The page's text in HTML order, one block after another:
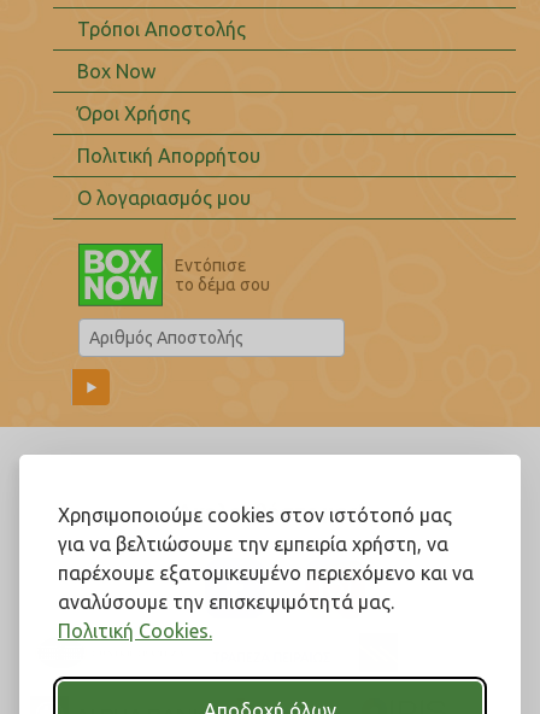
Χρησιμοποιούμε cookies στον ιστότοπό μας
για να βελτιώσουμε την εμπειρία χρήστη, να
παρέχουμε εξατομικευμένο περιεχόμενο και να
αναλύσουμε την επισκεψιμότητά μας.
Πολιτική Cookies.
Τρόποι Αποστολής
Box Now
Όροι Χρήσης
Πολιτική Απορρήτου
Ο λογαριασμός μου
Εντόπισε
το δέμα σου
Ακολουθήστε μας!